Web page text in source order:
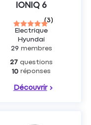
IONIQ 6
(3)
Electrique
Hyundai
29 membres
27 questions
10 réponses
Découvrir